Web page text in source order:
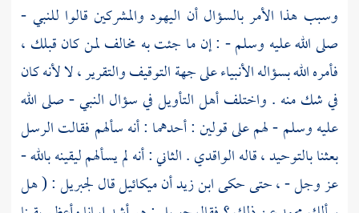
وسبب هذا الأمر بالسؤال أن اليهود والمشركين قالوا للنبي -
صلى الله عليه وسلم - : إن ما جئت به مخالف لمن كان قبلك ،
فأمره الله بسؤاله الأنبياء على جهة التوقيف والتقرير ، لا لأنه كان
في شك منه . واختلف أهل التأويل في سؤال النبي - صلى الله
عليه وسلم - لهم على قولين : أحدهما : أنه سألهم فقالت الرسل
بعثنا بالتوحيد ، قالهالواقدي. الثاني : أنه لم يسألهم ليقينه بالله -
عز وجل - ، حتى حكىابن زيدأنميكائيلقاللجبريل: ( هل